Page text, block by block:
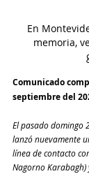
En
memoria,
Comunicado
septiembre del
El pasado domingo
lanzó nuevamente
línea de contacto
Nagorno